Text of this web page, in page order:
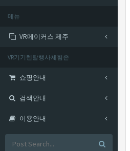
메뉴
VR메이커스 제주
VR기기렌탈행사체험존
쇼핑안내
검색안내
이용안내